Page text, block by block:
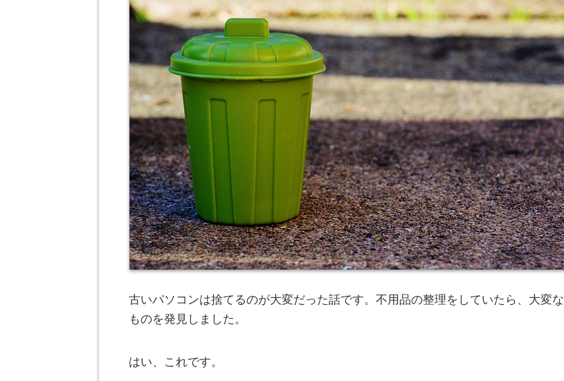
古いパソコンは捨てるのが大変だった話です。不用品の整理をしていたら、大変な
ものを発見しました。
はい、これです。